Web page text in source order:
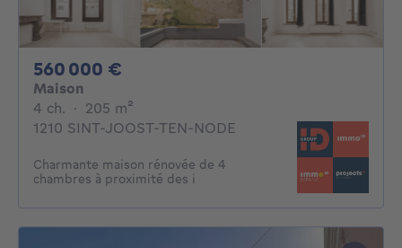
560 000 €
Maison
4 ch. 4 chambres
· 205 m²
1210 SINT-JOOST-TEN-NODE
Charmante maison rénovée de 4
chambres à proximité des i